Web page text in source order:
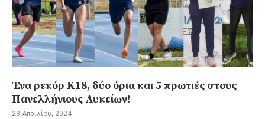
Ένα ρεκόρ Κ18, δύο όρια και 5 πρωτιές στους
Πανελλήνιους Λυκείων!
23 Απριλίου, 2024